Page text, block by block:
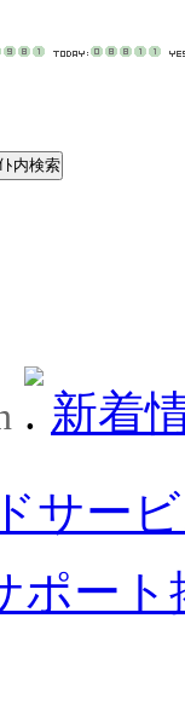
新着
サー
ポート